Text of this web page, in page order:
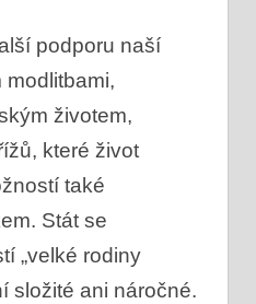
podporu naší
životem,
které život
také
Stát se
„velké rodiny
složité ani náročné.